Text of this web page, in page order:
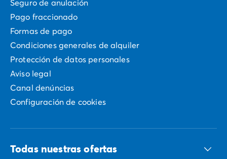
Seguro de anulación
Pago fraccionado
Formas de pago
Condiciones generales de alquiler
Protección de datos personales
Aviso legal
Canal denúncias
Configuración de cookies
Todas nuestras ofertas